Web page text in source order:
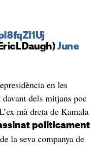
June
en les
dels mitjans poc
mà dreta de Kamala
políticament
la seva companya de